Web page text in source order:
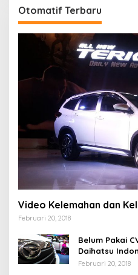
Otomatif Terbaru
Video Kelemahan dan
Februari 20, 2018
Belum Pakai
Daihatsu
Februari 20, 2018